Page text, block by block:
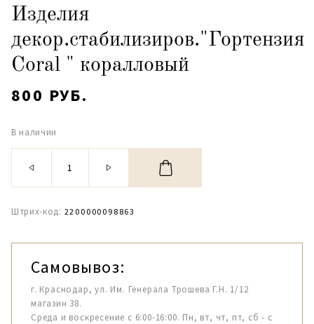
Изделия
декор.стабилизиров."Гортензия
Coral " коралловый
800 РУБ.
В наличии
Штрих-код: 2200000098863
Самовывоз:
г. Краснодар, ул. Им. Генерала Трошева Г.Н. 1/12
магазин 38.
Среда и воскресение с 6:00-16:00. Пн, вт, чт, пт, сб - с